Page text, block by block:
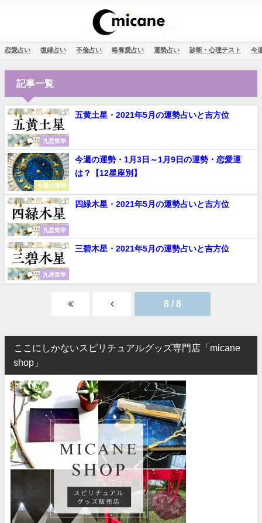
恋愛占い 復縁占い 不倫占い 略奪愛占い 運勢占い 診断・心理テスト 今
記事一覧
九星気学
五黄土星・2021年5月の運勢占いと吉方位
今週の運勢
今週の運勢・1月3日～1月9日の運勢・恋愛運
は？【12星座別】
九星気学
四緑木星・2021年5月の運勢占いと吉方位
九星気学
三碧木星・2021年5月の運勢占いと吉方位
8 / 8
ここにしかないスピリチュアルグッズ専門店「micane
shop」